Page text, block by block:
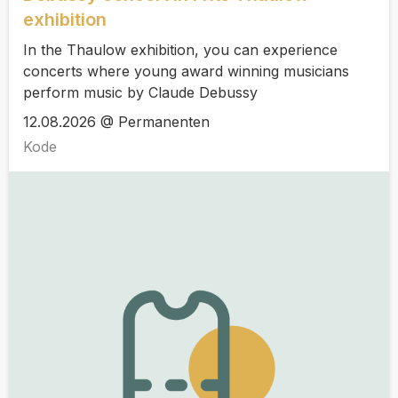
exhibition
In the Thaulow exhibition, you can experience
concerts where young award winning musicians
perform music by Claude Debussy
12.08.2026 @ Permanenten
Kode